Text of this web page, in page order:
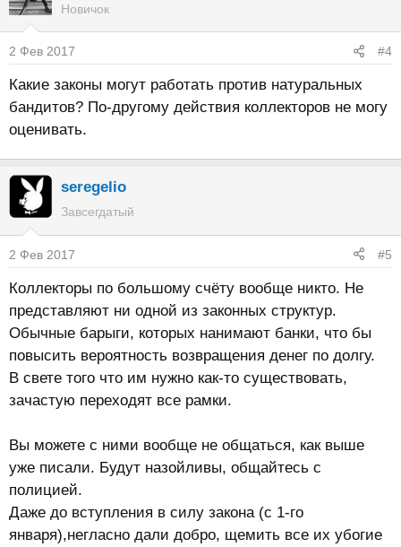
Новичок
2 Фев 2017 #4
Какие законы могут работать против натуральных
бандитов? По-другому действия коллекторов не могу
оценивать.
seregelio
Завсегдатый
2 Фев 2017 #5
Коллекторы по большому счёту вообще никто. Не
представляют ни одной из законных структур.
Обычные барыги, которых нанимают банки, что бы
повысить вероятность возвращения денег по долгу.
В свете того что им нужно как-то существовать,
зачастую переходят все рамки.
Вы можете с ними вообще не общаться, как выше
уже писали. Будут назойливы, общайтесь с
полицией.
Даже до вступления в силу закона (с 1-го
января),негласно дали добро, щемить все их убогие